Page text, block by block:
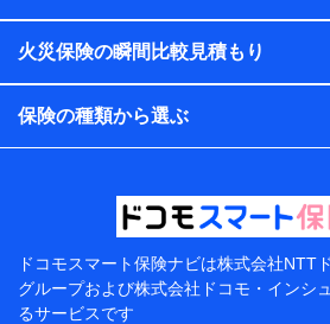
各種セミナーの開催のため
コンサルティングサービスの実施のた
アンケートやキャンペーン等の実施の
上記に係る案内・手続き・管理等付帯
当該個人データを取り扱う各共同利
東京都千代田区永田町2丁目11番1
株式会社NTTドコモ 代表取締役社
火災保険の瞬間比較見積もり
保険の種類から選ぶ
ドコモスマート保険ナビは株式会社NTT
グループおよび株式会社ドコモ・インシ
るサービスです